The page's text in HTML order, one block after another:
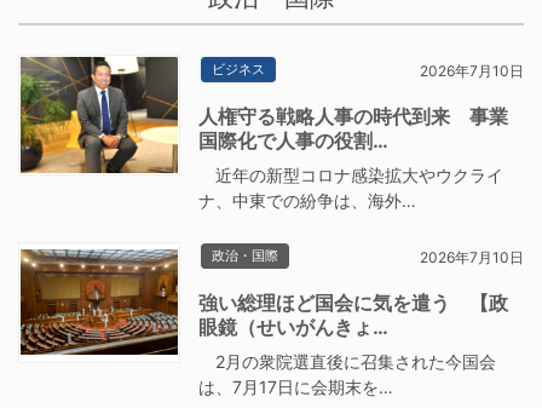
ビジネス 2026年7月10日
人権守る戦略人事の時代到来 事業
国際化で人事の役割…
近年の新型コロナ感染拡大やウクライ
ナ、中東での紛争は、海外…
政治・国際 2026年7月10日
強い総理ほど国会に気を遣う 【政
眼鏡（せいがんきょ…
2月の衆院選直後に召集された今国会
は、7月17日に会期末を…